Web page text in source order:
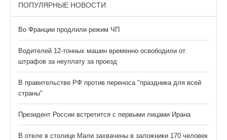
ПОПУЛЯРНЫЕ НОВОСТИ
Во Франции продлили режим ЧП
Водителей 12-тонных машин временно освободили от
штрафов за неуплату за проезд
В правительстве РФ против переноса "праздника для всей
страны"
Президент России встретится с первыми лицами Ирана
В отеле в столице Мали захвачены в заложники 170 человек